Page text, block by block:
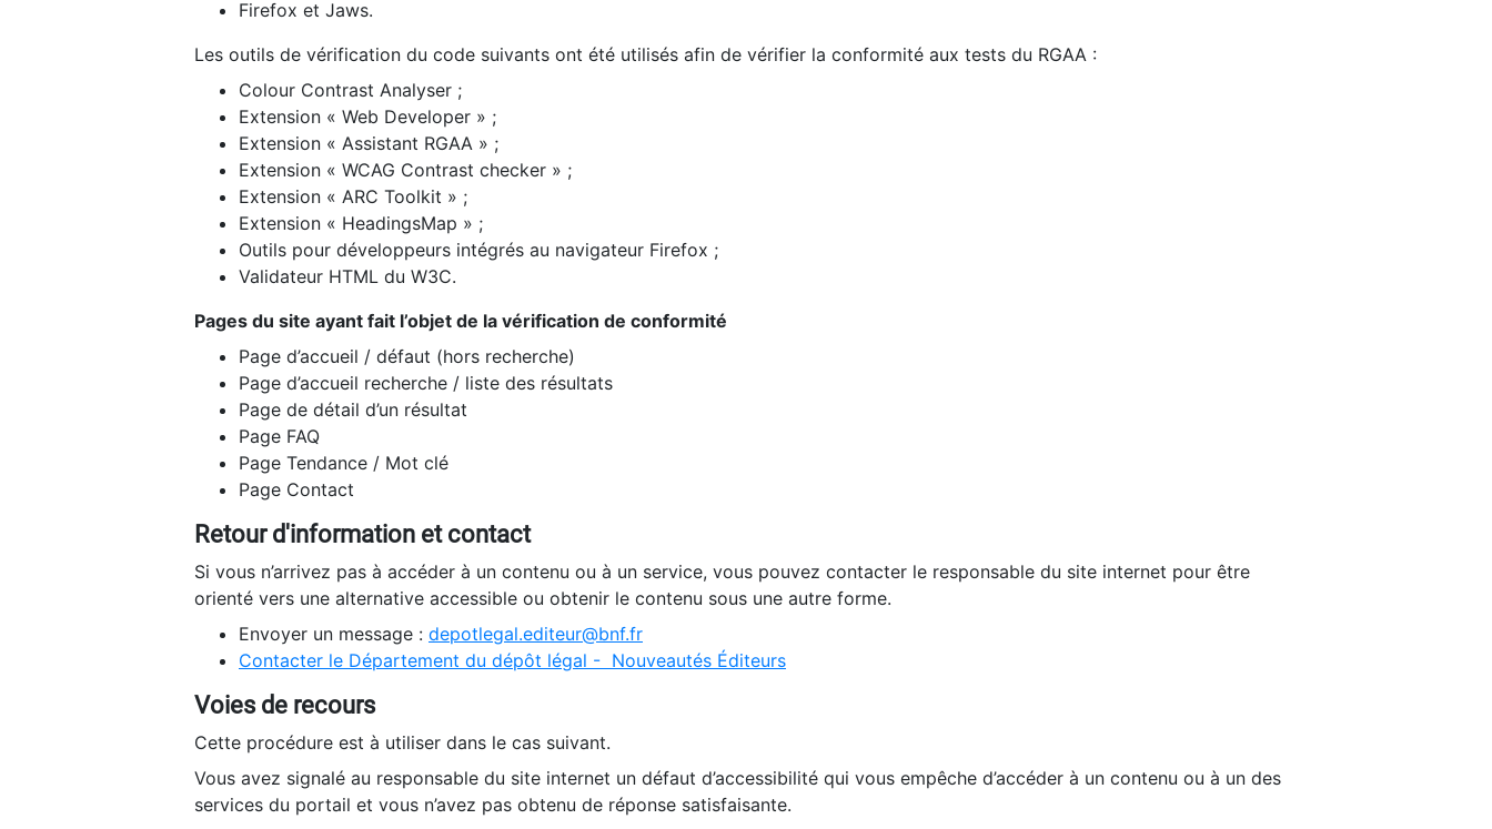
Firefox et Jaws.
Les outils de vérification du code suivants ont été utilisés afin de vérifier la conformité aux tests du RGAA :
Colour Contrast Analyser ;
Extension « Web Developer » ;
Extension « Assistant RGAA » ;
Extension « WCAG Contrast checker » ;
Extension « ARC Toolkit » ;
Extension « HeadingsMap » ;
Outils pour développeurs intégrés au navigateur Firefox ;
Validateur HTML du W3C.
Pages du site ayant fait l’objet de la vérification de conformité
Page d’accueil / défaut (hors recherche)
Page d’accueil recherche / liste des résultats
Page de détail d’un résultat
Page FAQ
Page Tendance / Mot clé
Page Contact
Retour d'information et contact
Si vous n’arrivez pas à accéder à un contenu ou à un service, vous pouvez contacter le responsable du site internet pour être
orienté vers une alternative accessible ou obtenir le contenu sous une autre forme.
Envoyer un message : depotlegal.editeur@bnf.fr
Contacter le Département du dépôt légal - Nouveautés Éditeurs
Voies de recours
Cette procédure est à utiliser dans le cas suivant.
Vous avez signalé au responsable du site internet un défaut d’accessibilité qui vous empêche d’accéder à un contenu ou à un des
services du portail et vous n’avez pas obtenu de réponse satisfaisante.